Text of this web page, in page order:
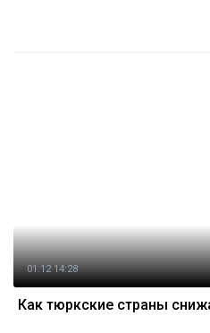
01.12 14:28
Как тюркские страны